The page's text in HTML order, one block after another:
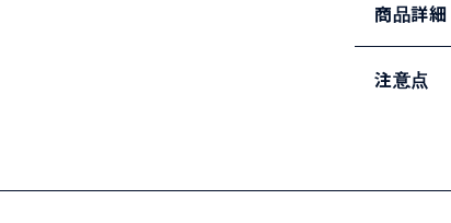
商品詳細
注意点